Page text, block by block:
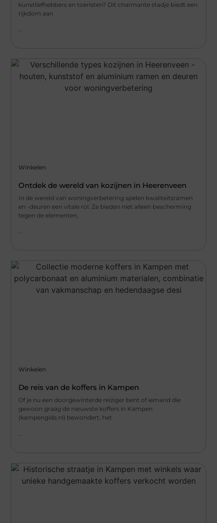
kunstliefhebbers en toeristen? Dit charmante stadje biedt een
rijkdom aan
Winkelen
Ontdek de wereld van kozijnen in Heerenveen
In de wereld van woningverbetering spelen kwaliteitsramen
en -deuren een vitale rol. Ze bieden niet alleen bescherming
tegen de elementen,
...
Winkelen
De reis van de koffers in Kampen
Of je nu een doorgewinterde reiziger bent of iemand die
gewoon graag de nieuwste koffers in Kampen
(kampengids.nl) bewondert, het